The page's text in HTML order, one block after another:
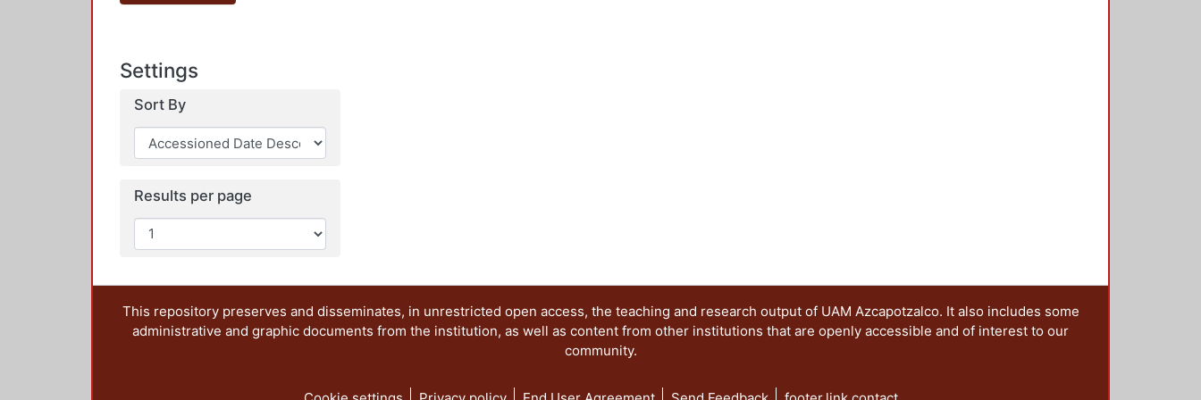
Settings
Sort By
Results per page
This repository preserves and disseminates, in unrestricted open access, the teaching and research output of UAM Azcapotzalco. It also includes some
administrative and graphic documents from the institution, as well as content from other institutions that are openly accessible and of interest to our
community.